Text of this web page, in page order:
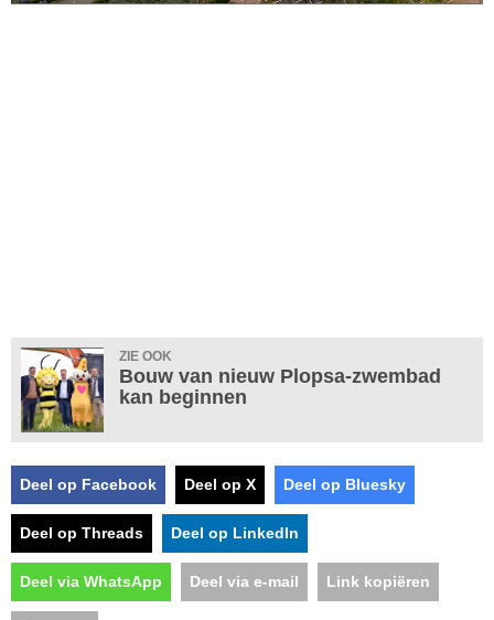
ZIE OOK
Bouw van nieuw Plopsa-zwembad
kan beginnen
Deel op Facebook Deel op X Deel op Bluesky
Deel op Threads Deel op LinkedIn
Deel via WhatsApp Deel via e-mail Link kopiëren